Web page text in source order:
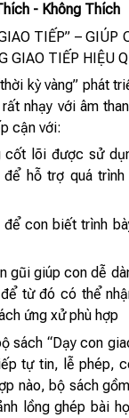
- Không Thích
TIẾP” – GIÚP
GIAO TIẾP HIỆU
kỳ vàng” phát
nhạy với âm
cận với:
cốt lõi được sử
để hỗ trợ quá
con biết trình
gũi giúp con dễ
từ đó có thể
ứng xử phù hợp
sách “Dạy con
tự tin, lễ phép,
nào, bộ sách
lồng ghép bài